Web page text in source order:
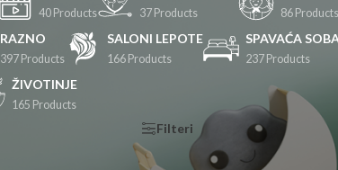
40 Products 37 Products 86 Products
RAZNO
397 Products
SALONI LEPOTE
166 Products
SPAVAĆA
237 Products
ŽIVOTINJE
165 Products
Filteri
KATEGORIJE
PROIZVODA